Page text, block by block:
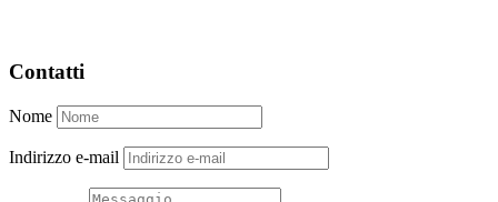
Contatti
Nome
Indirizzo e-mail